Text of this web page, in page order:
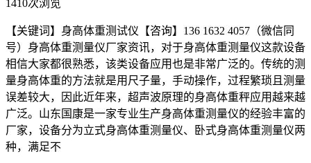
1410次浏览
【关键词】身高体重测试仪【咨询】136 1632 4057（微信同
号）身高体重测量仪厂家资讯，对于身高体重测量仪这款设备
相信大家都很熟悉，该类设备应用也是非常广泛的。传统的测
量身高体重的方法就是用尺子量，手动操作，过程繁琐且测量
误差较大，因此近年来，超声波原理的身高体重秤应用越来越
广泛。山东国康是一家专业生产身高体重测量仪的经验丰富的
厂家，设备分为立式身高体重测量仪、卧式身高体重测量仪两
种，满足不